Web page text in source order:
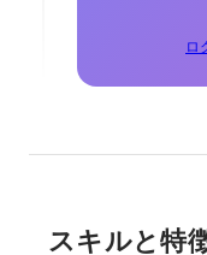
ロ
スキルと特